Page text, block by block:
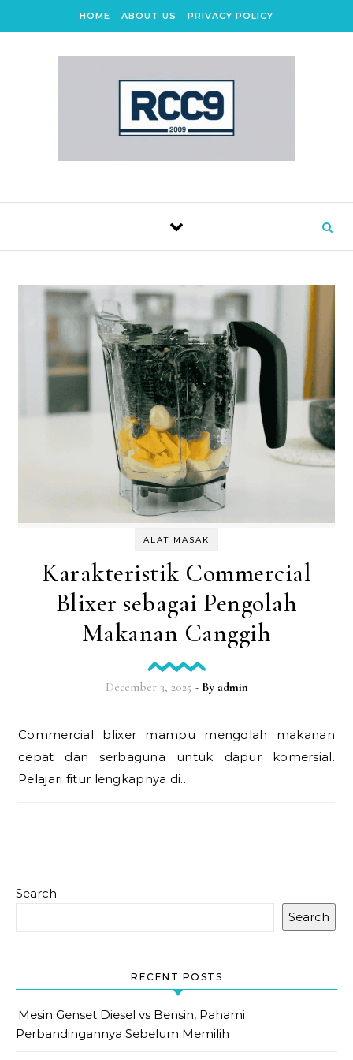
HOME ABOUT US PRIVACY POLICY
ALAT MASAK
Karakteristik Commercial
Blixer sebagai Pengolah
Makanan Canggih
December 3, 2025 - By admin
Commercial blixer mampu mengolah makanan
cepat dan serbaguna untuk dapur komersial.
Pelajari fitur lengkapnya di…
Search
Search
RECENT POSTS
Mesin Genset Diesel vs Bensin, Pahami
Perbandingannya Sebelum Memilih